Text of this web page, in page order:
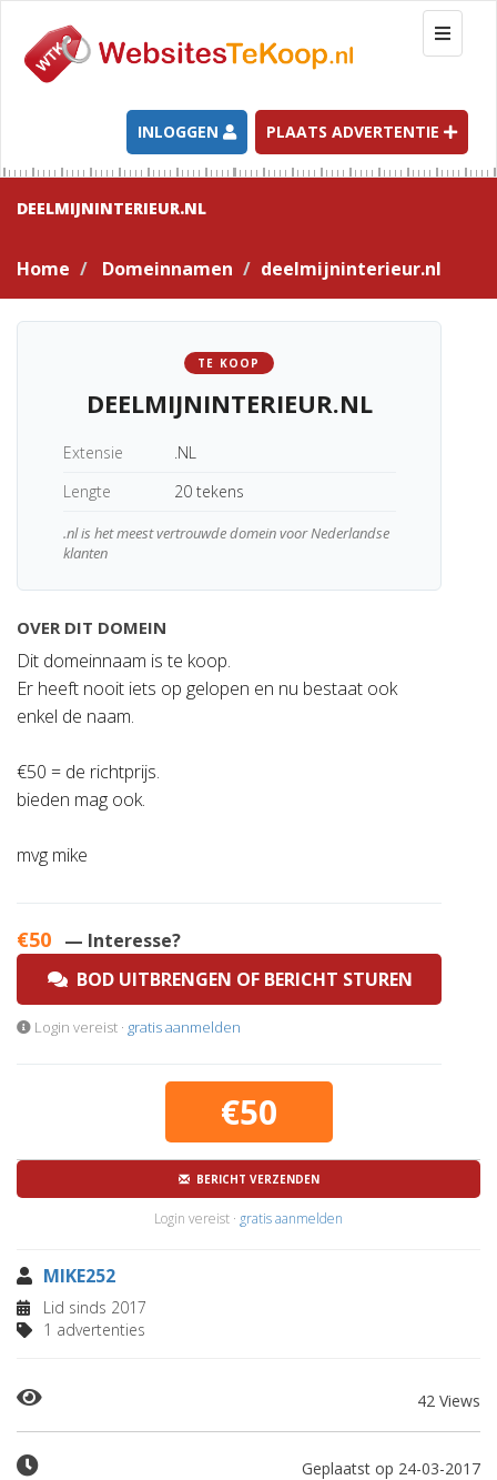
T
o
g
l
e
n
g
a
t
INLOGGEN PLAATS ADVERTENTIE
DEELMIJNINTERIEUR.NL
Home Domeinnamen deelmijninterieur.nl
TE KOOP
DEELMIJNINTERIEUR.NL
Extensie
.NL
Lengte
20 tekens
.nl is het meest vertrouwde domein voor Nederlandse
klanten
OVER DIT DOMEIN
Dit domeinnaam is te koop.
Er heeft nooit iets op gelopen en nu bestaat ook
enkel de naam.
€50 = de richtprijs.
bieden mag ook.
mvg mike
€50 — Interesse?
BOD UITBRENGEN OF BERICHT STUREN
Login vereist · gratis aanmelden
€50
BERICHT VERZENDEN
Login vereist · gratis aanmelden
MIKE252
Lid sinds 2017
1 advertenties
42 Views
Geplaatst op 24-03-2017